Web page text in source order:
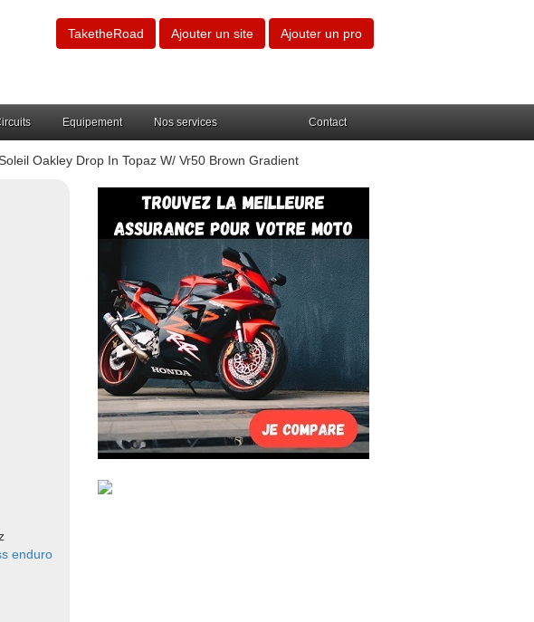
TaketheRoad Ajouter un site Ajouter un pro
Equipement Nos services Contact
Oakley Drop In Topaz W/ Vr50 Brown Gradient
enduro